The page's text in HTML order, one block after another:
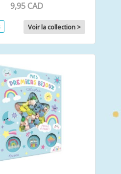
9,95 CAD
Voir la collection >